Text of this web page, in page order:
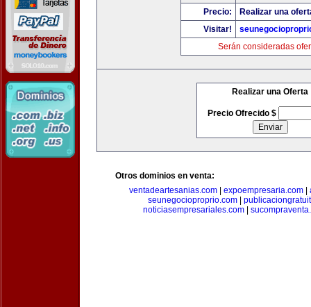
Precio:
Realizar una
Visitar!
Serán consideradas
Realizar una Oferta
Precio Ofrecido $
Otros dominios en venta:
ventadeartesanias.com| expoempresaria.com|
seunegocioproprio.com
noticiasempresariales.com|